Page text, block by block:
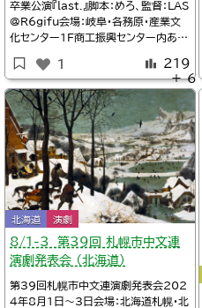
卒業公演『last.』脚本：めろ、監督：LAS
@R6gifu会場：岐阜・各務原・産業文
化センター1F商工振興センター内あす
和6年度岐阜地区卒業公演『last.』脚
本：めろ、監督：LAS@R6gifu2025
年3月28日～30日会場：岐阜瑞穂・コ
コロかさなるCCNセンター詳細Twitt
1 219
北海道 演劇
8/1-3 第39回 札幌市中文連
演劇発表会 （北海道）
第39回札幌市中文連演劇発表会202
4年8月1日～3日会場：北海道札幌・北
＋ 6